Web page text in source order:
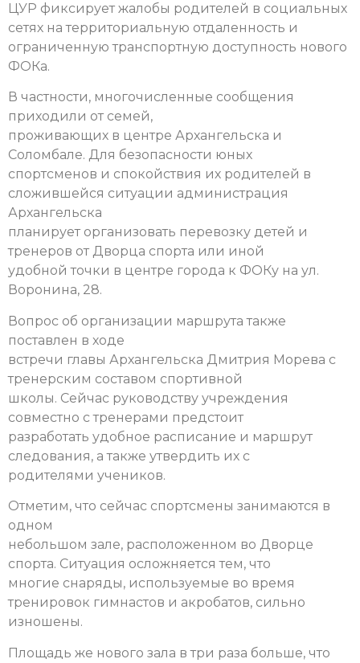
ЦУР фиксирует жалобы родителей в социальных
сетях на территориальную отдаленность и
ограниченную транспортную доступность нового
ФОКа.
В частности, многочисленные сообщения
приходили от семей,
проживающих в центре Архангельска и
Соломбале. Для безопасности юных
спортсменов и спокойствия их родителей в
сложившейся ситуации администрация
Архангельска
планирует организовать перевозку детей и
тренеров от Дворца спорта или иной
удобной точки в центре города к ФОКу на ул.
Воронина, 28.
Вопрос об организации маршрута также
поставлен в ходе
встречи главы Архангельска Дмитрия Морева с
тренерским составом спортивной
школы. Сейчас руководству учреждения
совместно с тренерами предстоит
разработать удобное расписание и маршрут
следования, а также утвердить их с
родителями учеников.
Отметим, что сейчас спортсмены занимаются в
одном
небольшом зале, расположенном во Дворце
спорта. Ситуация осложняется тем, что
многие снаряды, используемые во время
тренировок гимнастов и акробатов, сильно
изношены.
Площадь же нового зала в три раза больше, что